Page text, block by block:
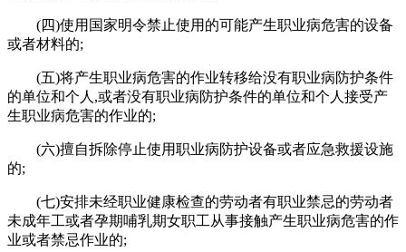
(四)使用国家明令禁止使用的可能产生职业病危害的设备
或者材料的;
(五)将产生职业病危害的作业转移给没有职业病防护条件
的单位和个人,或者没有职业病防护条件的单位和个人接受产
生职业病危害的作业的;
(六)擅自拆除停止使用职业病防护设备或者应急救援设施
的;
(七)安排未经职业健康检查的劳动者有职业禁忌的劳动者
未成年工或者孕期哺乳期女职工从事接触产生职业病危害的作
业或者禁忌作业的;